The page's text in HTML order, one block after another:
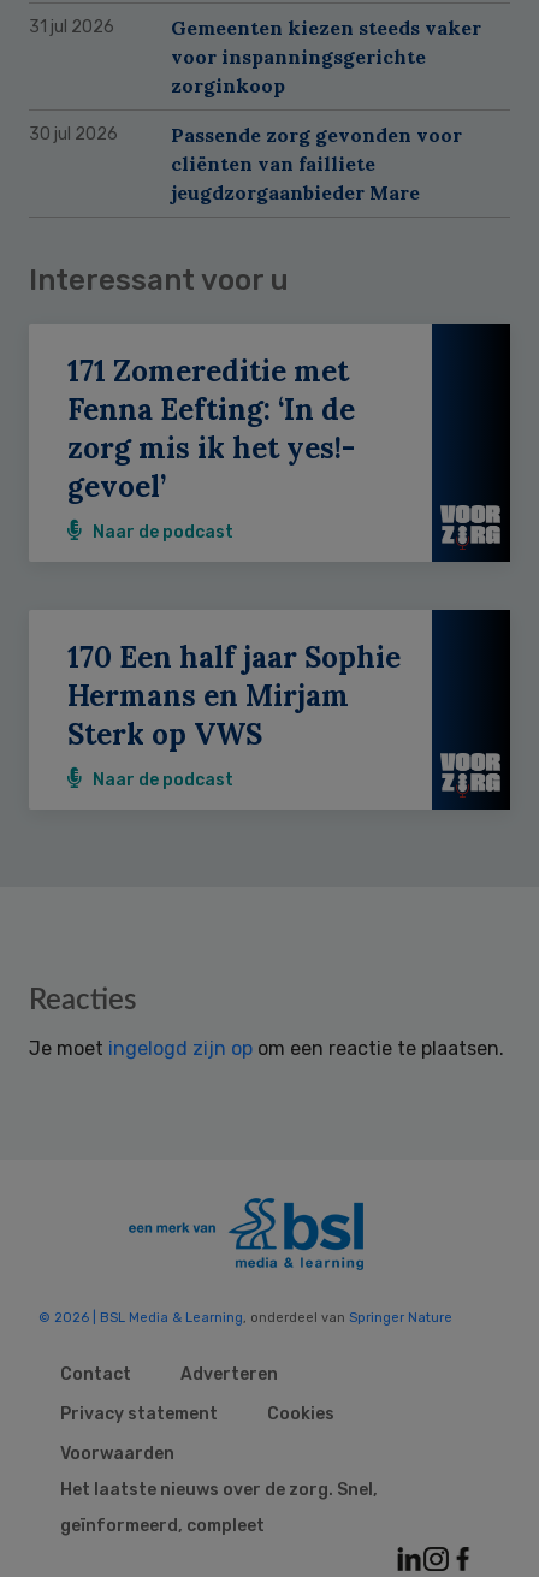
31 jul 2026
Gemeenten kiezen steeds vaker
voor inspanningsgerichte
zorginkoop
30 jul 2026
Passende zorg gevonden voor
cliënten van failliete
jeugdzorgaanbieder Mare
Interessant voor u
171 Zomereditie met
Fenna Eefting: ‘In de
zorg mis ik het yes!-
gevoel’
Naar de podcast
170 Een half jaar Sophie
Hermans en Mirjam
Sterk op VWS
Naar de podcast
Reader
Reacties
Je moet ingelogd zijn op om een reactie te plaatsen.
© 2026 | BSL Media & Learning, onderdeel van Springer Nature
Contact
Adverteren
Privacy statement
Cookies
Voorwaarden
Het laatste nieuws over de zorg. Snel,
geïnformeerd, compleet